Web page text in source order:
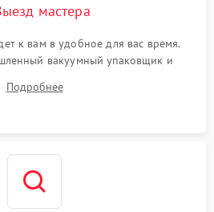
мастера
к вам в удобное для вас время.
вакуумный упаковщик и
Подробнее